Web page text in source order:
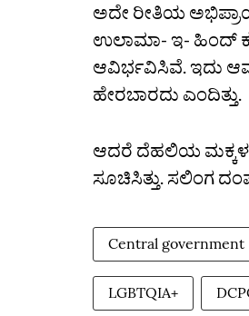
ಅದೇ ರೀತಿಯ
ಉಲಾಮಾ- ಇ- ಹಿಂದ್‌
ಆವಿರ್ಭವಿಸಿವೆ. ಇದು
ಹೇರಬಾರದು ಎಂದಿತ್ತು.
ಆದರೆ ದೆಹಲಿಯ ಮಕ್ಕಳ
ಸೂಚಿಸಿತ್ತು. ಸಲಿಂಗ
Central government
LGBTQIA+